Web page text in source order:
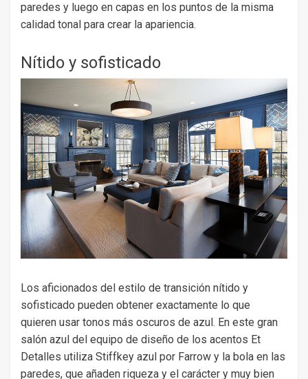
paredes y luego en capas en los puntos de la misma
calidad tonal para crear la apariencia.
Nítido y sofisticado
Los aficionados del estilo de transición nítido y
sofisticado pueden obtener exactamente lo que
quieren usar tonos más oscuros de azul. En este gran
salón azul del equipo de diseño de los acentos Et
Detalles utiliza Stiffkey azul por Farrow y la bola en las
paredes, que añaden riqueza y el carácter y muy bien